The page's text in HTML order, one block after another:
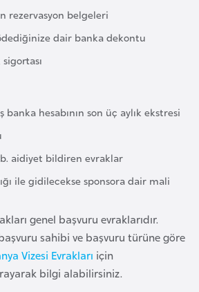
rezervasyon belgeleri
dair banka dekontu
banka hesabının son üç aylık ekstresi
aidiyet bildiren evraklar
ile gidilecekse sponsora dair mali
genel başvuru evraklarıdır.
sahibi ve başvuru türüne göre
Vizesi Evrakları için
bilgi alabilirsiniz.